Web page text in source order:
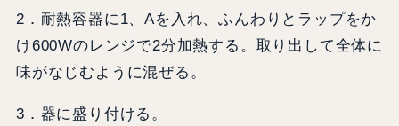
2．耐熱容器に1、Aを入れ、ふんわりとラップをか
け600Wのレンジで2分加熱する。取り出して全体に
味がなじむように混ぜる。
3．器に盛り付ける。